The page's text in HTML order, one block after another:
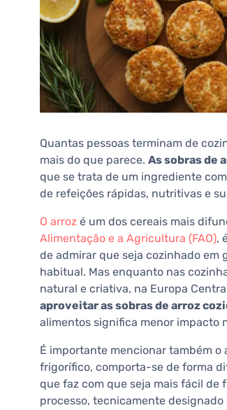
Quantas pessoas terminam de
mais do que parece. As sobras de
que se trata de um ingrediente
de refeições rápidas, nutritivas e
O arroz é um dos cereais mais
Alimentação e a Agricultura (FAO),
de admirar que seja cozinhado em
habitual. Mas enquanto nas
natural e criativa, na Europa
aproveitar as sobras de arroz
alimentos significa menor impacto
É importante mencionar também o
frigorífico, comporta-se de forma
que faz com que seja mais fácil de
processo, tecnicamente